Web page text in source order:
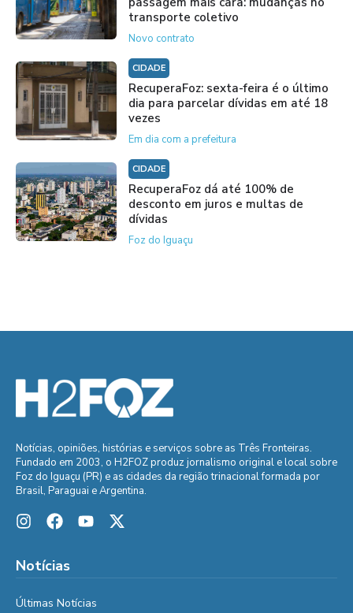
transporte coletivo
Novo contrato
CIDADE
RecuperaFoz: sexta-feira é o último
dia para parcelar dívidas em até 18
vezes
Em dia com a prefeitura
CIDADE
RecuperaFoz dá até 100% de
desconto em juros e multas de
dívidas
Foz do Iguaçu
Notícias, opiniões, histórias e serviços sobre as Três Fronteiras.
Fundado em 2003, o H2FOZ produz jornalismo original e local sobre
Foz do Iguaçu (PR) e as cidades da região trinacional formada por
Brasil, Paraguai e Argentina.
Notícias
Últimas Notícias